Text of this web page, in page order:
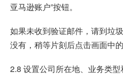
亚马逊账户”按钮。
如果未收到验证邮件，请到垃
没有，稍等片刻后点击画面中的
2.8 设置公司所在地、业务类型